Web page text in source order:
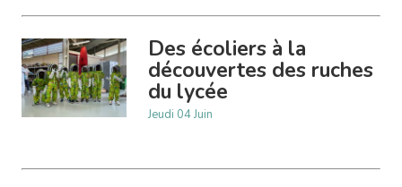
Des écoliers à la
découvertes des ruches
du lycée
Jeudi 04 Juin